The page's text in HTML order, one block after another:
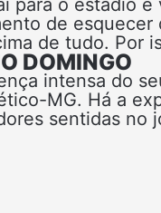
para o estádio
de
de tudo. Por
DOMINGO
intensa do
MG. Há a
sentidas no